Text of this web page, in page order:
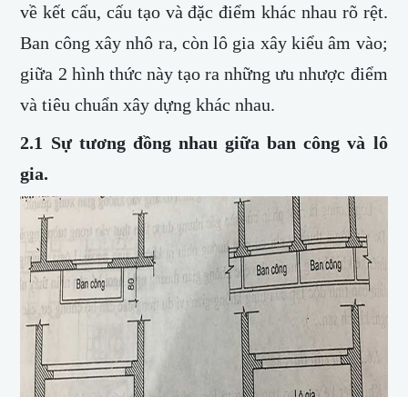
về kết cấu, cấu tạo và đặc điểm khác nhau rõ rệt.
Ban công xây nhô ra, còn lô gia xây kiểu âm vào;
giữa 2 hình thức này tạo ra những ưu nhược điểm
và tiêu chuẩn xây dựng khác nhau.
2.1 Sự tương đồng nhau giữa ban công và lô
gia.